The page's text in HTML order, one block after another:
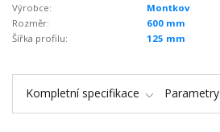
Výrobce:
Montkov
Rozměr:
600 mm
Šířka profilu:
125 mm
Kompletní specifikace Parametry